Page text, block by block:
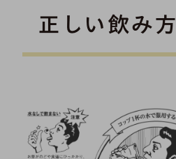
正しい飲み方